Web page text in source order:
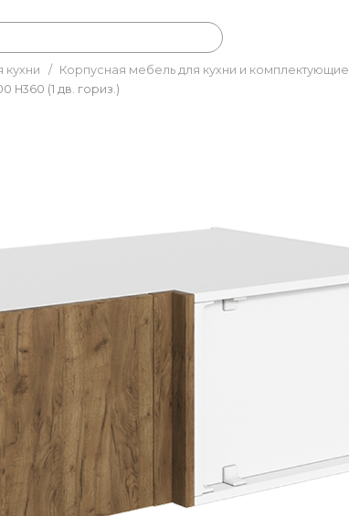
кухни / Корпусная мебель для кухни и комплектующие
Н360 (1 дв. гориз.)